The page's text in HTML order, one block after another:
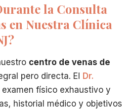
la Consulta
en Nuestra Clínica
centro de venas de
pero directa. El Dr.
examen físico exhaustivo y
historial médico y objetivos